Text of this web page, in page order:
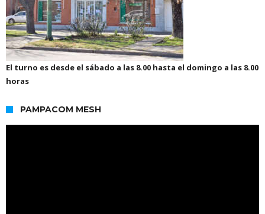
El turno es desde el sábado a las 8.00 hasta el domingo a las 8.00
horas
PAMPACOM MESH